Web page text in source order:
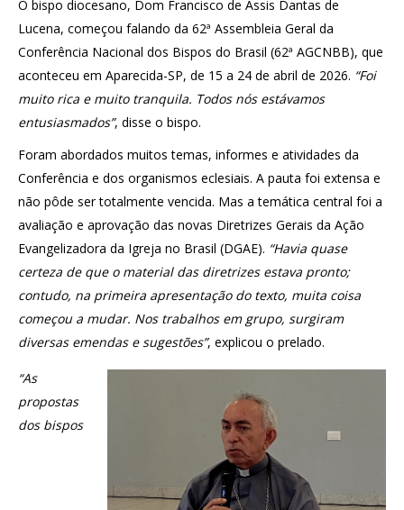
O bispo diocesano, Dom Francisco de Assis Dantas de
Lucena, começou falando da 62ª Assembleia Geral da
Conferência Nacional dos Bispos do Brasil (62ª AGCNBB), que
aconteceu em Aparecida-SP, de 15 a 24 de abril de 2026. “Foi
muito rica e muito tranquila. Todos nós estávamos
entusiasmados”, disse o bispo.
Foram abordados muitos temas, informes e atividades da
Conferência e dos organismos eclesiais. A pauta foi extensa e
não pôde ser totalmente vencida. Mas a temática central foi a
avaliação e aprovação das novas Diretrizes Gerais da Ação
Evangelizadora da Igreja no Brasil (DGAE). “Havia quase
certeza de que o material das diretrizes estava pronto;
contudo, na primeira apresentação do texto, muita coisa
começou a mudar. Nos trabalhos em grupo, surgiram
diversas emendas e sugestões”, explicou o prelado.
“As
propostas
dos bispos